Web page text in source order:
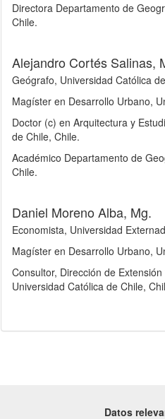
Directora Departamento de
Chile.
Alejandro Cortés Salinas,
Geógrafo, Universidad Católica
Magíster en Desarrollo Urbano,
Doctor (c) en Arquitectura y
de Chile, Chile.
Académico Departamento de
Chile.
Daniel Moreno Alba, Mg.
Economista, Universidad
Magíster en Desarrollo Urbano,
Consultor, Dirección de
Universidad Católica de Chile,
Datos